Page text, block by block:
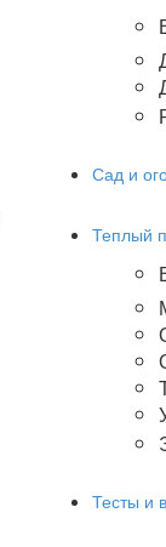
Сад и
Теплый
Тесты и